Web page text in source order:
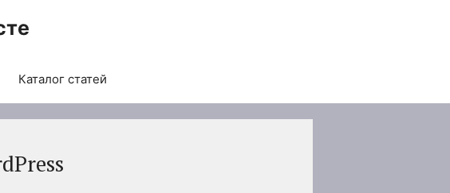
Каталог статей